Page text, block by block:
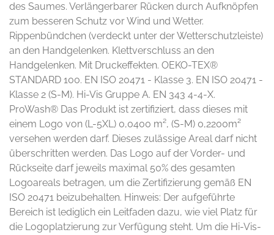
des Saumes. Verlängerbarer Rücken durch Aufknöpfen
zum besseren Schutz vor Wind und Wetter.
Rippenbündchen (verdeckt unter der Wetterschutzleiste)
an den Handgelenken. Klettverschluss an den
Handgelenken. Mit Druckeffekten. OEKO-TEX®
STANDARD 100. EN ISO 20471 - Klasse 3. EN ISO 20471 -
Klasse 2 (S-M). Hi-Vis Gruppe A. EN 343 4-4-X.
ProWash® Das Produkt ist zertifiziert, dass dieses mit
einem Logo von (L-5XL) 0,0400 m², (S-M) 0,2200m²
versehen werden darf. Dieses zulässige Areal darf nicht
überschritten werden. Das Logo auf der Vorder- und
Rückseite darf jeweils maximal 50% des gesamten
Logoareals betragen, um die Zertifizierung gemäß EN
ISO 20471 beizubehalten. Hinweis: Der aufgeführte
Bereich ist lediglich ein Leitfaden dazu, wie viel Platz für
die Logoplatzierung zur Verfügung steht. Um die Hi-Vis-